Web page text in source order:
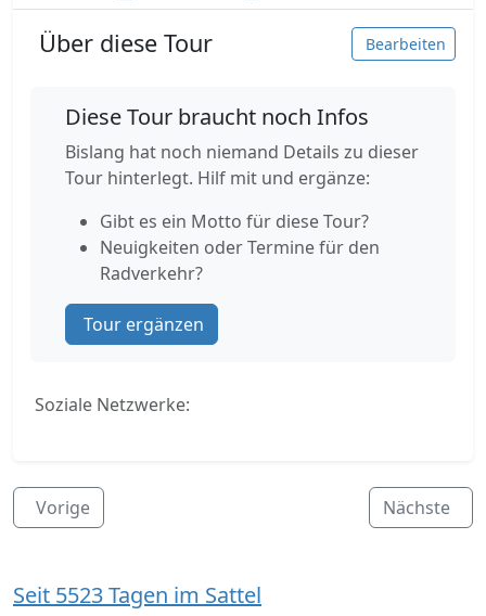
Über diese Tour Bearbeiten
Diese Tour braucht noch Infos
Bislang hat noch niemand Details zu dieser
Tour hinterlegt. Hilf mit und ergänze:
Gibt es ein Motto für diese Tour?
Neuigkeiten oder Termine für den
Radverkehr?
Tour ergänzen
Soziale Netzwerke:
Vorige Nächste
Seit 5523 Tagen im Sattel